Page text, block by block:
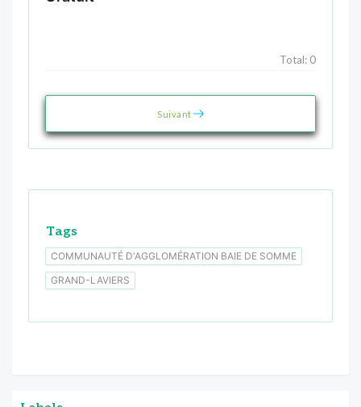
Total: 0
Suivant
Tags
COMMUNAUTÉ D'AGGLOMÉRATION BAIE DE SOMME
GRAND-LAVIERS